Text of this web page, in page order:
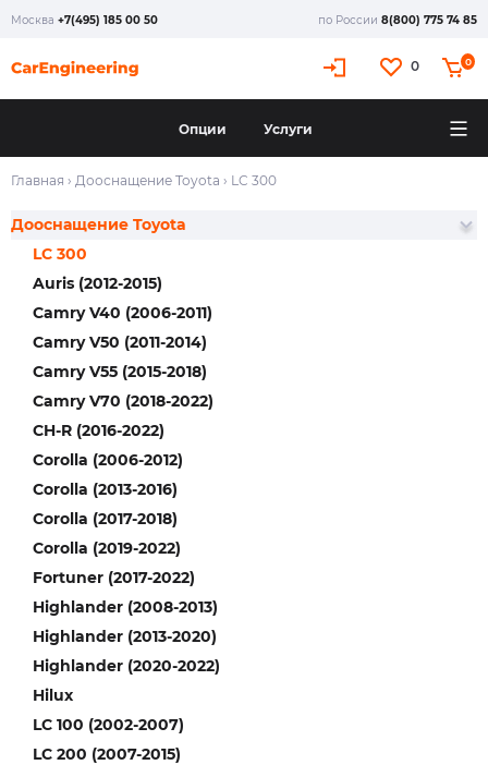
Москва +7(495) 185 00 50 по России 8(800) 775 74 85
0 0
Опции Услуги
Главная › Дооснащение Toyota › LC 300
Дооснащение Toyota
Auris (2012-2015)
Camry V40 (2006-2011)
Camry V50 (2011-2014)
Camry V55 (2015-2018)
Camry V70 (2018-2022)
CH-R (2016-2022)
Corolla (2006-2012)
Corolla (2013-2016)
Corolla (2017-2018)
Corolla (2019-2022)
Fortuner (2017-2022)
Highlander (2008-2013)
Highlander (2013-2020)
Highlander (2020-2022)
Hilux
LC 100 (2002-2007)
LC 200 (2007-2015)
LC 300